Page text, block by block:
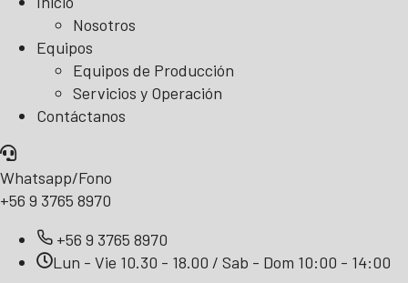
Nosotros
Equipos
Equipos de Producción
Servicios y Operación
Contáctanos
Whatsapp/Fono
+56 9 3765 8970
+56 9 3765 8970
Lun - Vie 10.30 - 18.00 / Sab - Dom 10:00 - 14:00